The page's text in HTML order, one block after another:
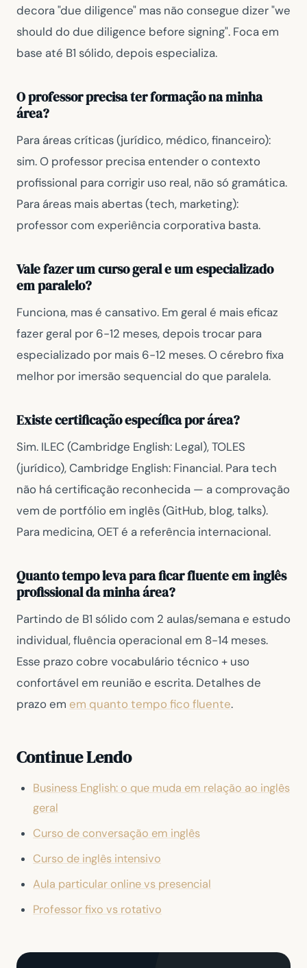
decora "due diligence" mas não consegue dizer "we
should do due diligence before signing". Foca em
base até B1 sólido, depois especializa.
O professor precisa ter formação na minha
área?
Para áreas críticas (jurídico, médico, financeiro):
sim. O professor precisa entender o contexto
profissional para corrigir uso real, não só gramática.
Para áreas mais abertas (tech, marketing):
professor com experiência corporativa basta.
Vale fazer um curso geral e um especializado
em paralelo?
Funciona, mas é cansativo. Em geral é mais eficaz
fazer geral por 6-12 meses, depois trocar para
especializado por mais 6-12 meses. O cérebro fixa
melhor por imersão sequencial do que paralela.
Existe certificação específica por área?
Sim. ILEC (Cambridge English: Legal), TOLES
(jurídico), Cambridge English: Financial. Para tech
não há certificação reconhecida — a comprovação
vem de portfólio em inglês (GitHub, blog, talks).
Para medicina, OET é a referência internacional.
Quanto tempo leva para ficar fluente em inglês
profissional da minha área?
Partindo de B1 sólido com 2 aulas/semana e estudo
individual, fluência operacional em 8-14 meses.
Esse prazo cobre vocabulário técnico + uso
confortável em reunião e escrita. Detalhes de
prazo em em quanto tempo fico fluente.
Continue Lendo
Business English: o que muda em relação ao inglês
geral
Curso de conversação em inglês
Curso de inglês intensivo
Aula particular online vs presencial
Professor fixo vs rotativo